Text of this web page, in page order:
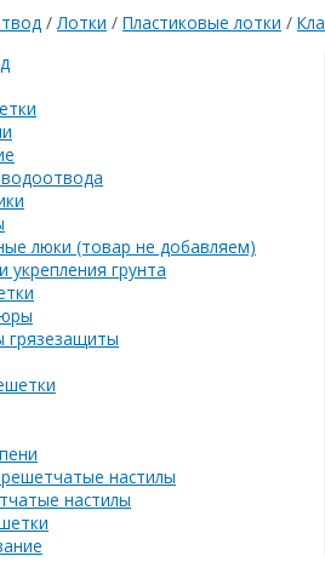
/Лотки / Пластиковые лотки /
люки (товар не добавляем)
грунта
грязезащиты
настилы
настилы